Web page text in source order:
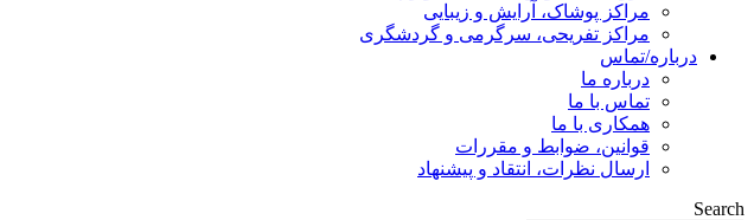
مراکز پوشاک، آرایش و زیبایی
مراکز تفریحی، سرگرمی و گردشگری
درباره/تماس
درباره ما
تماس با ما
همکاری با ما
قوانین، ضوابط و مقررات
ارسال نظرات، انتقاد و پیشنهاد
Search